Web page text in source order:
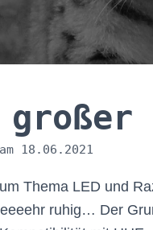
am 18.06.2021
Thema LED und
ruhig… Der